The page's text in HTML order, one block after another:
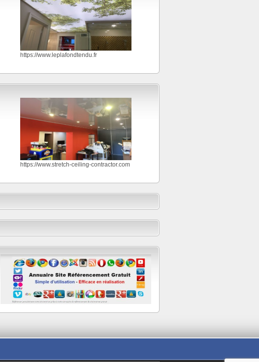
https://www.leplafondtendu.fr
https://www.stretch-ceiling-contractor.com